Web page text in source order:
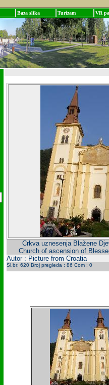
Baza slika Turizam VR
Crkva uznesenja Blažene
Church of ascension of
Autor : Picture from Croatia
Sl.br: 620 Broj pregleda : 86 Com : 0